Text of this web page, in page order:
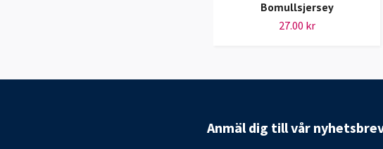
Bomullsjersey
27.00 kr
Anmäl dig till vår